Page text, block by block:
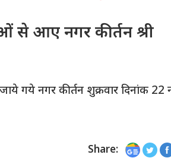
से आए नगर कीर्तन श्री
गये नगर कीर्तन शुक्रवार दिनांक 22
Share: